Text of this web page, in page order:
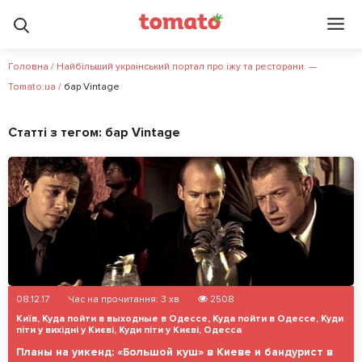
Головна / Найбільший український портал про їжу та ресторани. —
Tomato.ua / бар Vintage
Статті з тегом: бар Vintage
08.12.17 Час на прочитання: 3 хв
2508
Київ, Куда пойти в выходные в Одессе, Куда пойти в Одессе, Куди
піти у вихідні у Києві, Куди піти у Києві, Одесса
Планы на уикенд: «Большой куш» в Киеве и бандурист в